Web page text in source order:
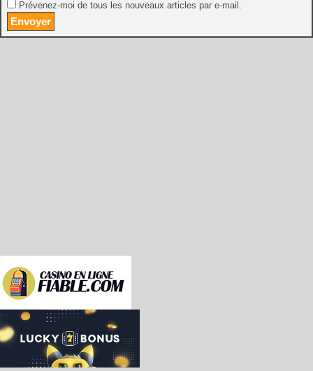
Prévenez-moi de tous les nouveaux articles par e-mail.